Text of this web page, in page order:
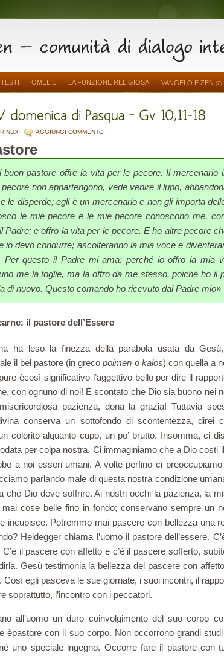
TESTI OMELIE LA FUNZIONE RELIGIOSA VANGELO E ZEN の
AGGIUNGI COMMENTO
pastore offre la vita per le pe­core. Il mercenario
non appartengono, vede venire il lupo,
le disperde; egli è un mercenario e non gli importa
le mie pecore e le mie pecore conoscono me,
e offro la vita per le pecore. E ho altre pecore
io devo condurre; ascolteranno la mia voce e
Per questo il Padre mi ama: perché io offro la mia
me la toglie, ma la offro da me stesso, poiché ho il
di nuovo. Questo comando ho ricevuto dal Padre mio»
il pastore dell’Essere
ha leso la finezza della parabola usata da
il bel pastore (in grecopoi­men o kalos) con quella a
ècosì significativo l’aggettivo bello per dire il
con ognuno di noi! È scontato che Dio sia buono nei
pa­zienza, dona la grazia! Tuttavia
conserva un sottofondo di scontentezza, direi
colorito alquanto cupo, un po’ brutto. Insomma, ci
per colpa nostra. Ci immaginiamo che a Dio costi
a noi esseri umani. A volte perfino ci
parlando male di questa nostra condizione
che Dio deve soffrire. Ai nostri occhi la pazienza, la
cose belle fino in fondo; conservano sempre un
incupisce. Potremmo mai pascere con bellezza una
Heidegger chiama l’uomo il pastore dell’essere.
il pascere con affetto e c’è il pascere sofferto,
Gesù testimonia la bel­lezza del pascere con
Così egli pasceva le sue giornate, i suoi incontri, il
soprattutto, l’incontro con i peccatori.
all’uomo un duro coinvolgi­mento del suo corpo
èpastore con il suo corpo. Non occorrono grandi
uno speciale ingegno. Occorre fare il pastore con